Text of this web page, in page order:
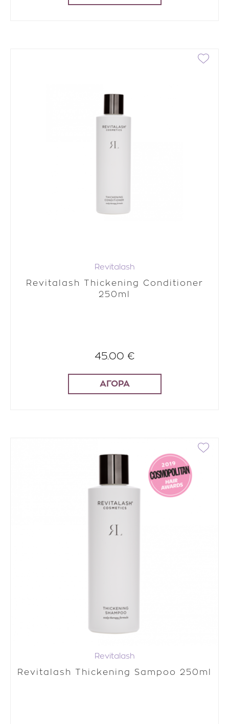
Revitalash
Revitalash Thickening Conditioner
250ml
45.00 €
ΑΓΟΡΑ
Revitalash
Revitalash Thickening Sampoo 250ml